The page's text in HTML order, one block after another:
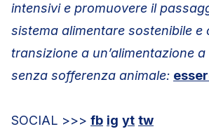
intensivi e promuovere il
sistema alimentare sostenibile e
transizione a un’alimentazione
senza sofferenza animale:
SOCIAL >>> fb ig yt tw